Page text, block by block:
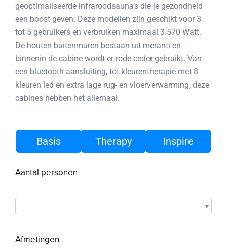
geoptimaliseerde infraroodsauna’s die je gezondheid
een boost geven. Deze modellen zijn geschikt voor 3
tot 5 gebruikers en verbruiken maximaal 3.570 Watt.
De houten buitenmuren bestaan uit meranti en
binnenin de cabine wordt er rode ceder gebruikt. Van
een bluetooth aansluiting, tot kleurentherapie met 8
kleuren led en extra lage rug- en vloerverwarming, deze
cabines hebben het allemaal.
Basis Therapy Inspire
Aantal personen
Afmetingen